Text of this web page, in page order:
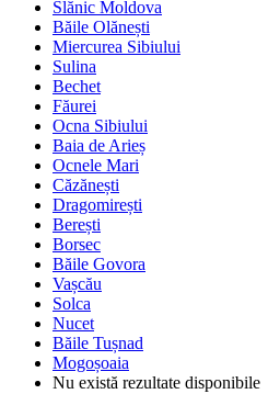
Slănic Moldova
Băile Olănești
Miercurea Sibiului
Sulina
Bechet
Făurei
Ocna Sibiului
Baia de Arieș
Ocnele Mari
Căzănești
Dragomirești
Berești
Borsec
Băile Govora
Vașcău
Solca
Nucet
Băile Tușnad
Mogoșoaia
Nu există rezultate disponibile